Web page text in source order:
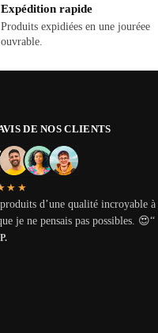
Expédition rapide
Produits expidiées en une jouréee
ouvrable.
DE NOS CLIENTS
d’une qualité incroyable à
je ne pensais pas possibles. 😍“